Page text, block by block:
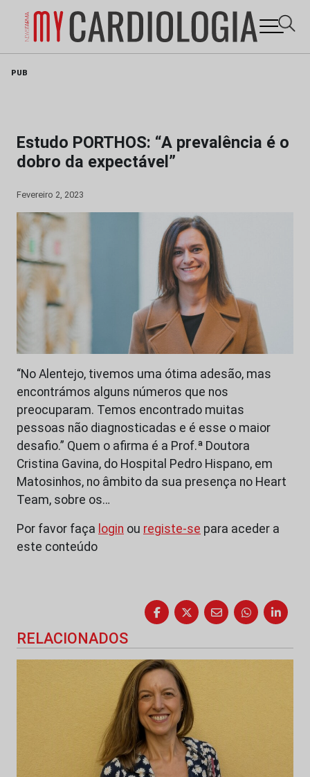
PUB
Estudo PORTHOS: “A prevalência é o
dobro da expectável”
Fevereiro 2, 2023
“No Alentejo, tivemos uma ótima adesão, mas
encontrámos alguns números que nos
preocuparam. Temos encontrado muitas
pessoas não diagnosticadas e é esse o maior
desafio.” Quem o afirma é a Prof.ª Doutora
Cristina Gavina, do Hospital Pedro Hispano, em
Matosinhos, no âmbito da sua presença no Heart
Team, sobre os…
Por favor faça login ou registe-se para aceder a
este conteúdo
RELACIONADOS